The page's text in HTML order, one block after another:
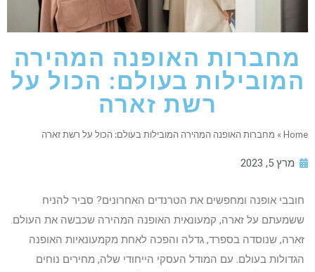
מחברות האופנה המהירה
המובילות בעולם: הכול על
רשת זארה
Home
» מחברות האופנה המהירה המובילות בעולם: הכול על רשת זארה
מרץ 5, 2023
חובבי אופנה ומחפשים את הטרנדים האחרונים? סביר להניח
ששמעתם על זארה, קמעונאית האופנה המהירה שכבשה את העולם.
זארה, שנוסדה בספרד, גדלה והפכה לאחת מקמעונאיות האופנה
הגדולות בעולם. עם המודל העסקי הייחודי שלה, מחירים נוחים